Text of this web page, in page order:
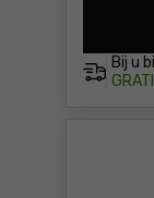
Bij u